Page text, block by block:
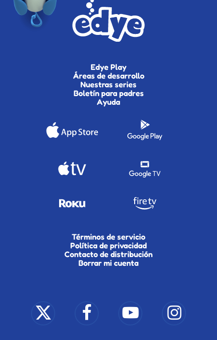
Edye Play
Áreas de desarrollo
Nuestras series
Boletín para padres
Ayuda
Términos de servicio
Política de privacidad
Contacto de distribución
Borrar mi cuenta
twitter
facebook youtube instagram